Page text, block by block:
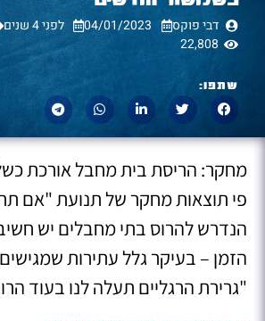
דבי פוקס 04/01/2023 לפני 4 שנים
22,808
שתפו:
מחקר: הריסת בית מחבל אורכת
פי תוצאות מחקר של תנועת "אם
הנדרש להרוס בתי מחבלים יש
הזמן – בעיקר גלל עתירות
"גרירת הרגליים תעלה לנו בעוד